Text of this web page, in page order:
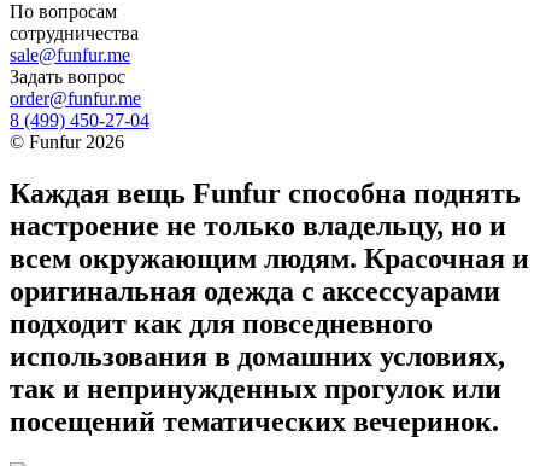
По вопросам
сотрудничества
sale@funfur.me
Задать вопрос
order@funfur.me
8 (499) 450-27-04
© Funfur 2026
Каждая вещь Funfur способна поднять
настроение не только владельцу, но и
всем окружающим людям. Красочная и
оригинальная одежда с аксессуарами
подходит как для повседневного
использования в домашних условиях,
так и непринужденных прогулок или
посещений тематических вечеринок.